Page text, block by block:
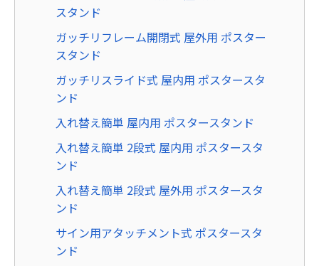
スタンド
ガッチリフレーム開閉式 屋外用 ポスター
スタンド
ガッチリスライド式 屋内用 ポスタースタ
ンド
入れ替え簡単 屋内用 ポスタースタンド
入れ替え簡単 2段式 屋内用 ポスタースタ
ンド
入れ替え簡単 2段式 屋外用 ポスタースタ
ンド
サイン用アタッチメント式 ポスタースタ
ンド